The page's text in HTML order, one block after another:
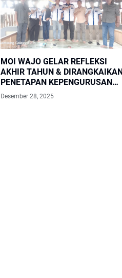
MOI WAJO GELAR REFLEKSI
AKHIR TAHUN & DIRANGKAIKAN
PENETAPAN KEPENGURUSAN
PRIODE 2026 - 2029
Desember 28, 2025